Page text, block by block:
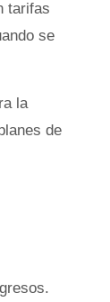
tarifas
se
la
de